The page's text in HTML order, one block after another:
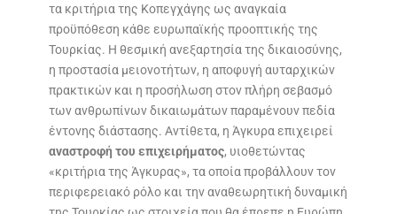
τα κριτήρια της Κοπεγχάγης ως αναγκαία
προϋπόθεση κάθε ευρωπαϊκής προοπτικής της
Τουρκίας. Η θεσμική ανεξαρτησία της δικαιοσύνης,
η προστασία μειονοτήτων, η αποφυγή αυταρχικών
πρακτικών και η προσήλωση στον πλήρη σεβασμό
των ανθρωπίνων δικαιωμάτων παραμένουν πεδία
έντονης διάστασης. Αντίθετα, η Άγκυρα επιχειρεί
αναστροφή του επιχειρήματος, υιοθετώντας
«κριτήρια της Άγκυρας», τα οποία προβάλλουν τον
περιφερειακό ρόλο και την αναθεωρητική δυναμική